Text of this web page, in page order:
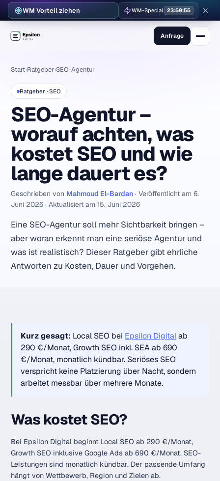
WM Vorteil ziehen WM-Special 23:59:54
Anfrage
Start›Ratgeber›SEO-Agentur
Ratgeber · SEO
SEO-Agentur –
worauf achten, was
kostet SEO und wie
lange dauert es?
Geschrieben von Mahmoud El-Bardan · Veröffentlicht am 6.
Juni 2026 · Aktualisiert am 15. Juni 2026
Eine SEO-Agentur soll mehr Sichtbarkeit bringen –
aber woran erkennt man eine seriöse Agentur und
was ist realistisch? Dieser Ratgeber gibt ehrliche
Antworten zu Kosten, Dauer und Vorgehen.
Kurz gesagt: Local SEO bei Epsilon Digitalab
290 €/Monat, Growth SEO inkl. SEA ab 690
€/Monat, monatlich kündbar. Seriöses SEO
verspricht keine Platzierung über Nacht, sondern
arbeitet messbar über mehrere Monate.
Was kostet SEO?
Bei Epsilon Digital beginnt Local SEO ab 290 €/Monat,
Growth SEO inklusive Google Ads ab 690 €/Monat. SEO-
Leistungen sind monatlich kündbar. Der passende Umfang
hängt von Wettbewerb, Region und Zielen ab.